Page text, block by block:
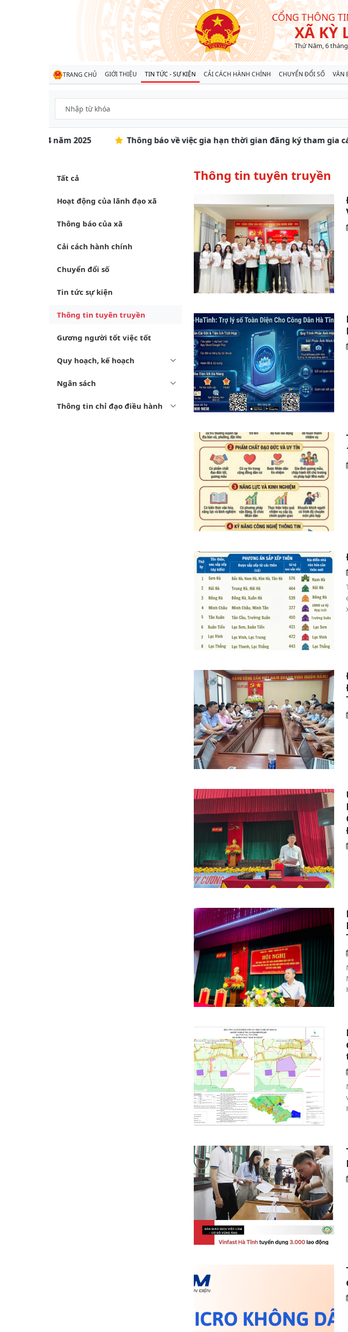
CỔNG THÔNG
XÃ KỲ
Thứ Năm, 6
TRANG CHỦ GIỚI THIỆU TIN TỨC - SỰ KIỆN CẢI CÁCH HÀNH CHÍNH CHUYỂN ĐỔI SỐ VĂN
4 năm 2025 Thông báo về việc gia hạn thời gian đăng ký tham gia các
Tất cả
Hoạt động của lãnh đạo xã
Thông báo của xã
Cải cách hành chính
Chuyển đổi số
Tin tức sự kiện
Thông tin tuyên truyền
Gương người tốt việc tốt
Quy hoạch, kế hoạch
Ngân sách
Thông tin chỉ đạo điều hành
Thông tin tuyên truyền